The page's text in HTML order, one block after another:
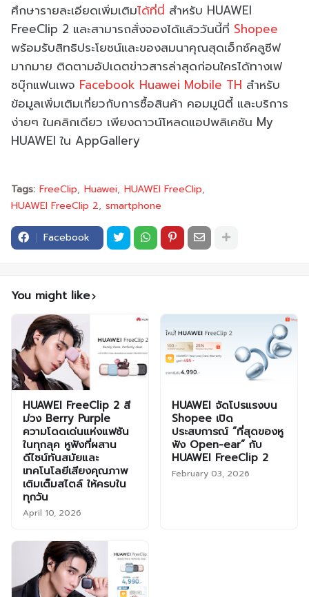
ศึกษารายละเอียดเพิ่มเติมได้ที่นี่ สำหรับ HUAWEI
FreeClip 2 และสามารถสั่งจองได้แล้ววันนี้ที่ Shopee
พร้อมรับสิทธิประโยชน์และของสมนาคุณสุดเอ็กซ์คลูซีฟ
มากมาย ติดตามอัปเดตข่าวสารล่าสุดก่อนใครได้ทางเฟ
ซบุ๊กแฟนเพจ Facebook Huawei Mobile TH สำหรับ
ข้อมูลเพิ่มเติมเกี่ยวกับการซื้อสินค้า คอมมูนิตี้ และบริการ
ง่ายๆ ในคลิกเดียว เพียงดาวน์โหลดแอปพลิเคชัน My
HUAWEI ใน AppGallery
Tags: FreeClip Huawei HUAWEI FreeClip
HUAWEI FreeClip 2 smartphone
Facebook
You might like
HUAWEI FreeClip 2 สี
ม่วง Berry Purple
ความโดดเด่นแห่งแฟชัน
ในทุกลุค หูฟังที่ผสาน
ดีไซน์ทันสมัยและ
เทคโนโลยีเสียงคุณภาพ
เติมเต็มสไตล์ ให้ครบใน
ทุกวัน
April 10, 2026
HUAWEI จัดโปรแรงบน
Shopee เปิด
ประสบการณ์ “ที่สุดของหู
ฟัง Open-ear” กับ
HUAWEI FreeClip 2
February 03, 2026